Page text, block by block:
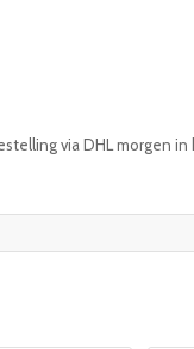
via DHL morgen